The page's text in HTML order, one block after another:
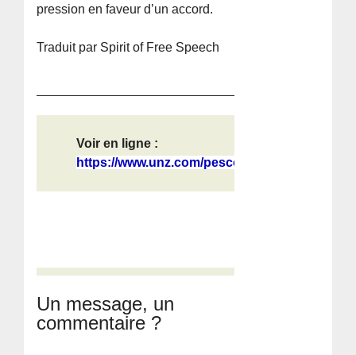
pression en faveur d’un accord.
Traduit par Spirit of Free Speech
Voir en ligne :
https://www.unz.com/pescobar/escala...
Un message, un
commentaire ?